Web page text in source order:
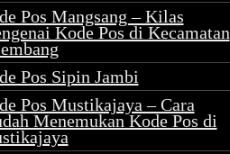
Pos Mangsang – Kilas
Kode Pos di Kecamatan
Pos Sipin Jambi
Pos Mustikajaya – Cara
Menemukan Kode Pos di